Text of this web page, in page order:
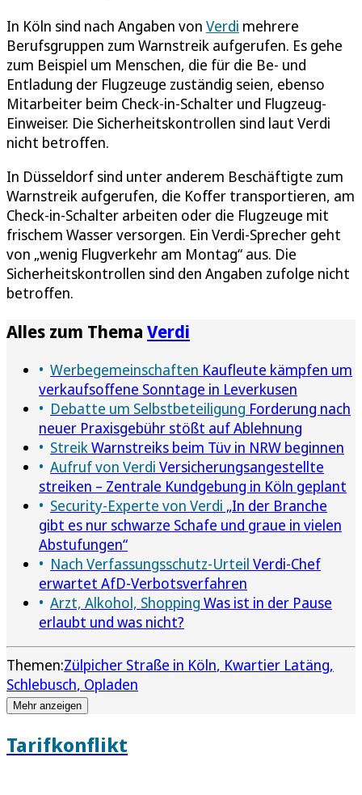
In Köln sind nach Angaben von Verdi mehrere
Berufsgruppen zum Warnstreik aufgerufen. Es gehe
zum Beispiel um Menschen, die für die Be- und
Entladung der Flugzeuge zuständig seien, ebenso
Mitarbeiter beim Check-in-Schalter und Flugzeug-
Einweiser. Die Sicherheitskontrollen sind laut Verdi
nicht betroffen.
In Düsseldorf sind unter anderem Beschäftigte zum
Warnstreik aufgerufen, die Koffer transportieren, am
Check-in-Schalter arbeiten oder die Flugzeuge mit
frischem Wasser versorgen. Ein Verdi-Sprecher geht
von „wenig Flugverkehr am Montag“ aus. Die
Sicherheitskontrollen sind den Angaben zufolge nicht
betroffen.
Alles zum Thema Verdi
Werbegemeinschaften Kaufleute kämpfen um
verkaufsoffene Sonntage in Leverkusen
Debatte um Selbstbeteiligung Forderung nach
neuer Praxisgebühr stößt auf Ablehnung
StreikWarnstreiks beim Tüv in NRW beginnen
Aufruf von Verdi Versicherungsangestellte
streiken – Zentrale Kundgebung in Köln geplant
Security-Experte von Verdi „In der Branche
gibt es nur schwarze Schafe und graue in vielen
Abstufungen“
Nach Verfassungsschutz-Urteil Verdi-Chef
erwartet AfD-Verbotsverfahren
Arzt, Alkohol, Shopping Was ist in der Pause
erlaubt und was nicht?
Themen:Zülpicher Straße in Köln Kwartier Latäng
Schlebusch Opladen
Mehr anzeigen
Tarifkonflikt